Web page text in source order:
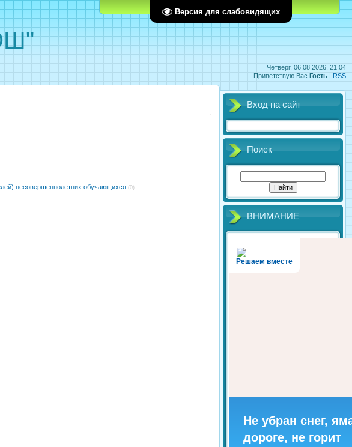
Версия для слабовидящих
Четверг, 06.08.2026, 21:04
Приветствую Вас Гость | RSS
несовершеннолетних обучающихся (0)
Вход на сайт
Поиск
ВНИМАНИЕ
Решаем вместе
Не убран снег,
дороге, не горит